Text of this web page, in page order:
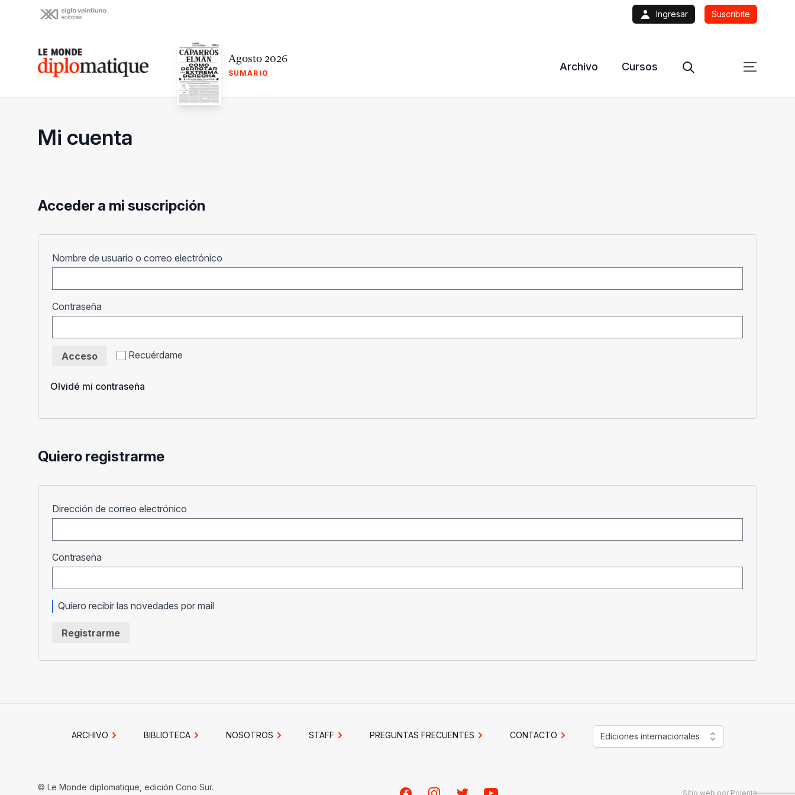
Ingresar Suscribite
Le monde diplomatique Agosto 2026
SUMARIO
Archivo Cursos
Mi cuenta
Acceder a mi suscripción
Nombre de usuario o correo electrónico
Contraseña
Recuérdame
Acceso
Olvidé mi contraseña
Quiero registrarme
Dirección de correo electrónico
Contraseña
Quiero recibir las novedades por mail
Registrarme
ARCHIVO BIBLIOTECA NOSOTROS STAFF PREGUNTAS FRECUENTES CONTACTO Ediciones internacionales
© Le Monde diplomatique, edición Cono Sur.
Sitio web por Polenta